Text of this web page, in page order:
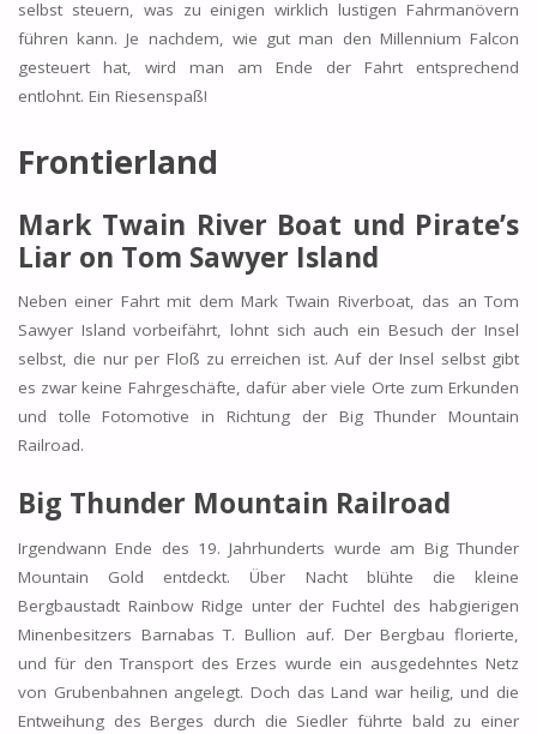
selbst steuern, was zu einigen wirklich lustigen Fahrmanövern
führen kann. Je nachdem, wie gut man den Millennium Falcon
gesteuert hat, wird man am Ende der Fahrt entsprechend
entlohnt. Ein Riesenspaß!
Frontierland
Mark Twain River Boat und Pirate’s
Liar on Tom Sawyer Island
Neben einer Fahrt mit dem Mark Twain Riverboat, das an Tom
Sawyer Island vorbeifährt, lohnt sich auch ein Besuch der Insel
selbst, die nur per Floß zu erreichen ist. Auf der Insel selbst gibt
es zwar keine Fahrgeschäfte, dafür aber viele Orte zum Erkunden
und tolle Fotomotive in Richtung der Big Thunder Mountain
Railroad.
Big Thunder Mountain Railroad
Irgendwann Ende des 19. Jahrhunderts wurde am Big Thunder
Mountain Gold entdeckt. Über Nacht blühte die kleine
Bergbaustadt Rainbow Ridge unter der Fuchtel des habgierigen
Minenbesitzers Barnabas T. Bullion auf. Der Bergbau florierte,
und für den Transport des Erzes wurde ein ausgedehntes Netz
von Grubenbahnen angelegt. Doch das Land war heilig, und die
Entweihung des Berges durch die Siedler führte bald zu einer